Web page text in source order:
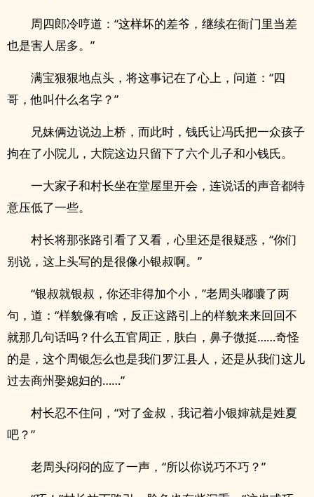
周四郎冷哼道：“这样坏的差爷，继续在衙门里当差
也是害人居多。”
满宝狠狠地点头，将这事记在了心上，问道：“四
哥，他叫什么名字？”
​­兄‍妹‌‌‍俩边说边上桥，而此时，钱氏让冯氏把一众孩子
拘在了小院儿，大院这边只留下了六个儿子和小钱氏。
一大家子和村长坐在堂屋里开会，连说话的声音都特
意压低了一些。
村长将那张路引看了又看，心里还是很疑惑，“你们
别说，这上头写的是很像小银叔啊。”
“银叔就银叔，你还非得加个小，”老周头嘟囔了两
句，道：“样貌像有啥，反正这路引上的样貌来来回回不
就那几句话吗？什么五官周正，肤白，鼻子微挺……奇怪
的是，这个周银怎么也是我们罗江县人，还是从我们这儿
过去商州娶媳妇的……”
村长忍不住问，“对了金叔，我记着小银婶就是姓夏
吧？”
老周头闷闷的应了一声，“所以你说巧不巧？”